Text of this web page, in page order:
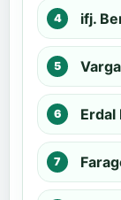
ifj.
Erdal